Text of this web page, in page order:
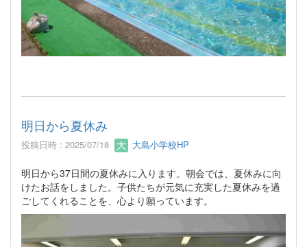
明日から夏休み
投稿日時 : 2025/07/18 大島小学校HP
明日から37日間の夏休みに入ります。朝会では、夏休みに向
けたお話をしました。子供たちが元気に充実した夏休みを過
ごしてくれることを、心より願っています。